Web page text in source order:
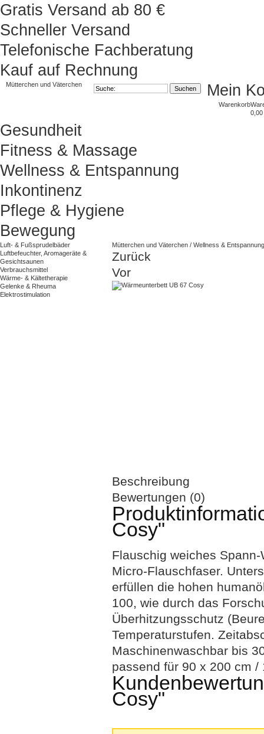
Gratis Versand ab 80 €
Schneller Versand
Telefonische Fachberatung
Kauf auf Rechnung
Mütterchen und Väterchen Mein
Warenkorb
0,00
Gesundheit
Fitness & Massage
Wellness & Entspannung
Inkontinenz
Pflege & Hygiene
Bewegung
Luft- & Fußsprudelbäder
Luftbefeuchter, Aromageräte &
Gesichtsaunen
Verbrauchsmittel
Wärme- & Kältetherapie
Gelenke & Rheuma
Elektrostimulation
Mütterchen und Väterchen / Wellness &
Zurück
Vor
Beschreibung
Bewertungen (0)
Cosy"
Flauschig weiches
Micro-Flauschfaser.
erfüllen die hohen
100, wie durch das
Überhitzungsschutz
Temperaturstufen.
Maschinenwaschbar bis
passend für 90 x 200 cm
Cosy"